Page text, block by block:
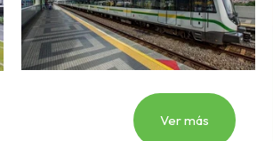
Ver más